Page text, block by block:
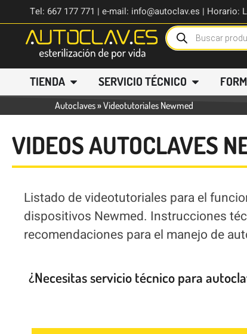
Tel: 667 177 771 | e-mail: info@autoclav.es | Horario:
TIENDA SERVICIO TÉCNICO
Autoclaves»Videotutoriales Newmed
VIDEOS AUTOCLAVES
Listado de videotutoriales para el
dispositivos Newmed. Instrucciones
recomendaciones para el manejo de
¿Necesitas servicio técnico para